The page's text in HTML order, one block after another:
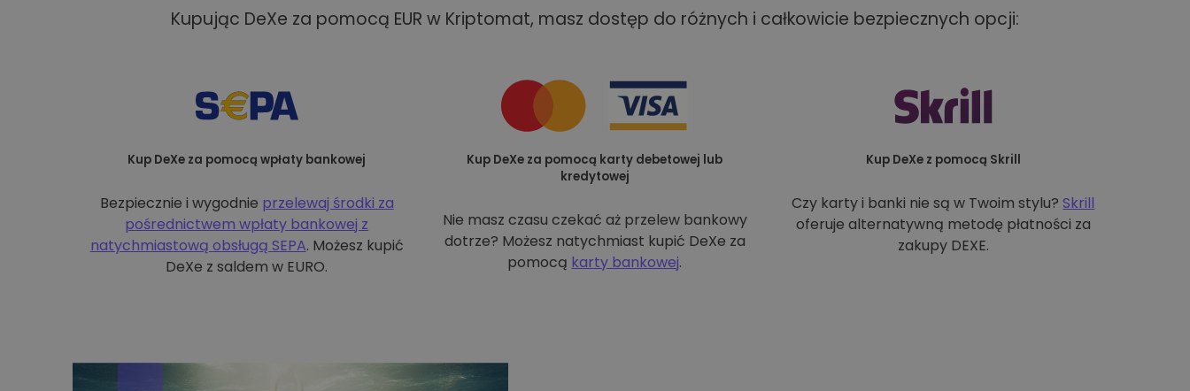
Kupując DeXe za pomocą EUR w Kriptomat, masz dostęp do różnych i całkowicie bezpiecznych opcji:
Kup DeXe za pomocą wpłaty bankowej
Bezpiecznie i wygodnie przelewaj środki za
pośrednictwem wpłaty bankowej z
natychmiastową obsługą SEPA. Możesz kupić
DeXe z saldem w EURO.
Kup DeXe za pomocą karty debetowej lub
kredytowej
Nie masz czasu czekać aż przelew bankowy
dotrze? Możesz natychmiast kupić DeXe za
pomocą karty bankowej.
Kup DeXe z pomocą Skrill
Czy karty i banki nie są w Twoim stylu? Skrill
oferuje alternatywną metodę płatności za
zakupy DEXE.